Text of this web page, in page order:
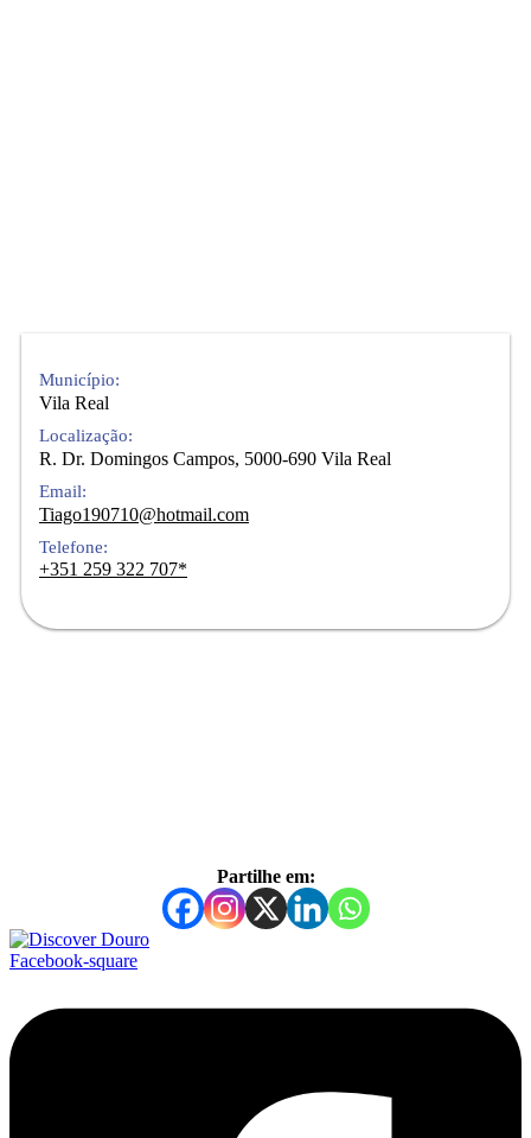
Município:
Vila Real
Localização:
R. Dr. Domingos Campos, 5000-690 Vila Real
Email:
Tiago190710@hotmail.com
Telefone:
+351 259 322 707*
Partilhe em:
Facebook-square